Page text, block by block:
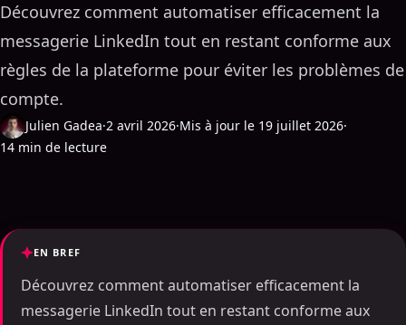
Découvrez comment automatiser efficacement la
messagerie LinkedIn tout en restant conforme aux
règles de la plateforme pour éviter les problèmes de
compte.
Julien Gadea·2 avril 2026·Mis à jour le 19 juillet 2026·
14 min de lecture
EN BREF
Découvrez comment automatiser efficacement la
messagerie LinkedIn tout en restant conforme aux